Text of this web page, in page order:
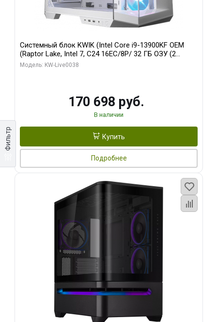
Фильтр
Системный блок KWIK (Intel Core i9-13900KF OEM
(Raptor Lake, Intel 7, C24 16EC/8P/ 32 ГБ ОЗУ (2
модуля)/ Gigabyte RX9070XT GAMING OC 16GB GDDR6
Модель: KW-Live0038
170 698 руб.
В наличии
Купить
Подробнее